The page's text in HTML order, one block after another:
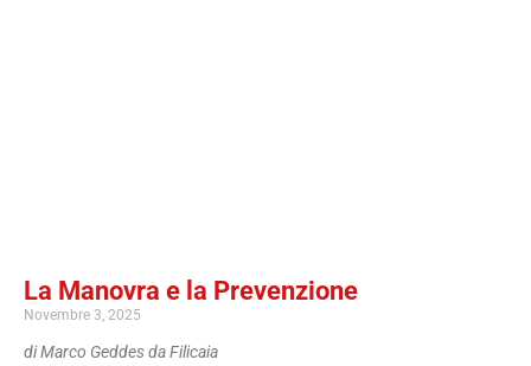
La Manovra e la Prevenzione
Novembre 3, 2025
di Marco Geddes da Filicaia